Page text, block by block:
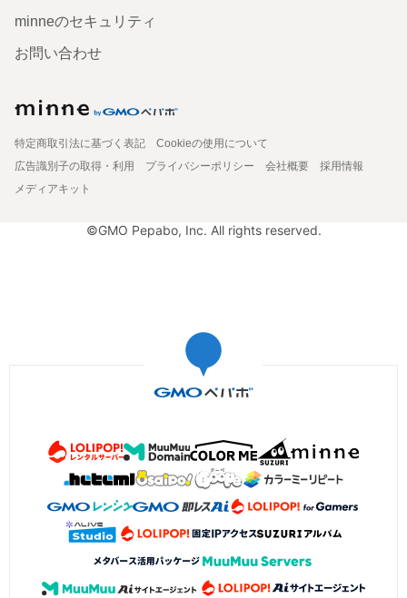
minneのセキュリティ
お問い合わせ
特定商取引法に基づく表記
Cookieの使用について
広告識別子の取得・利用
プライバシーポリシー 会社概要
採用情報
メディアキット
©GMO Pepabo, Inc. All rights reserved.